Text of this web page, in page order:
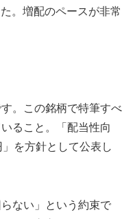
。増配のペースが非常
。この銘柄で特筆すべ
ること。「配当性向
を方針として公表し
ない」という約束で